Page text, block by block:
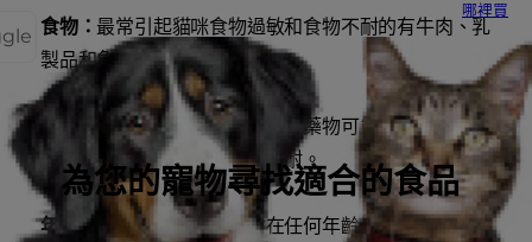
哪裡買
為您的寵物尋找適合的食品
食物： 最常引起貓咪食物過敏和食物不耐的有牛肉、乳
製品和魚肉。
損傷：
發炎、感染、手術及某些藥物可能損害消化系
統，並導致食物過敏或食物不耐。
年齡： 食物過敏和食物不耐在任何年齡皆可能發生。